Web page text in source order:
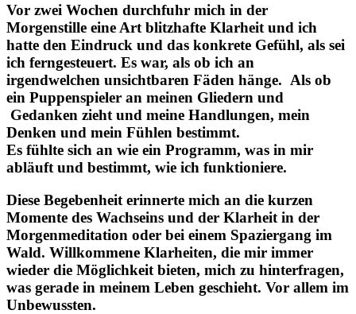
Vor zwei Wochen durchfuhr mich in der
Morgenstille eine Art blitzhafte Klarheit und ich
hatte den Eindruck und das konkrete Gefühl, als sei
ich ferngesteuert. Es war, als ob ich an
irgendwelchen unsichtbaren Fäden hänge. Als ob
ein Puppenspieler an meinen Gliedern und
Gedanken zieht und meine Handlungen, mein
Denken und mein Fühlen bestimmt.
Es fühlte sich an wie ein Programm, was in mir
abläuft und bestimmt, wie ich funktioniere.
Diese Begebenheit erinnerte mich an die kurzen
Momente des Wachseins und der Klarheit in der
Morgenmeditation oder bei einem Spaziergang im
Wald. Willkommene Klarheiten, die mir immer
wieder die Möglichkeit bieten, mich zu hinterfragen,
was gerade in meinem Leben geschieht. Vor allem im
Unbewussten.